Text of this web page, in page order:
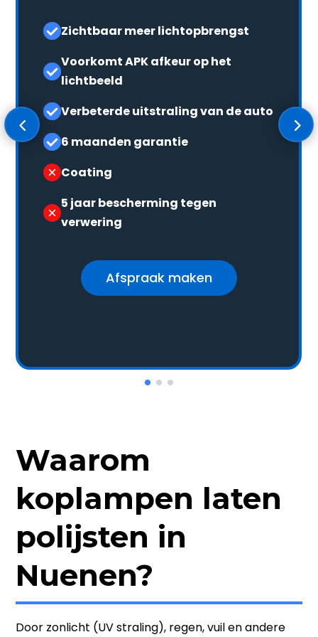
Zichtbaar meer lichtopbrengst
Voorkomt APK afkeur op het
lichtbeeld
Verbeterde uitstraling van de auto
6 maanden garantie
Coating
5 jaar bescherming tegen
verwering
Afspraak maken
Waarom
koplampen laten
polijsten in
Nuenen?
Door zonlicht (UV straling), regen, vuil en andere